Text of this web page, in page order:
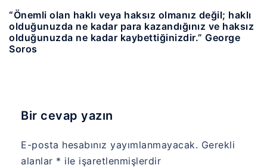
“Önemli olan haklı veya haksız olmanız değil; haklı
olduğunuzda ne kadar para kazandığınız ve haksız
olduğunuzda ne kadar kaybettiğinizdir.” George
Soros
Bir cevap yazın
E-posta hesabınız yayımlanmayacak. Gerekli
alanlar * ile işaretlenmişlerdir